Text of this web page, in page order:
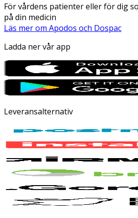
För vårdens patienter eller för dig
på din medicin
Läs mer om Apodos och Dospac
Ladda ner vår app
Leveransalternativ